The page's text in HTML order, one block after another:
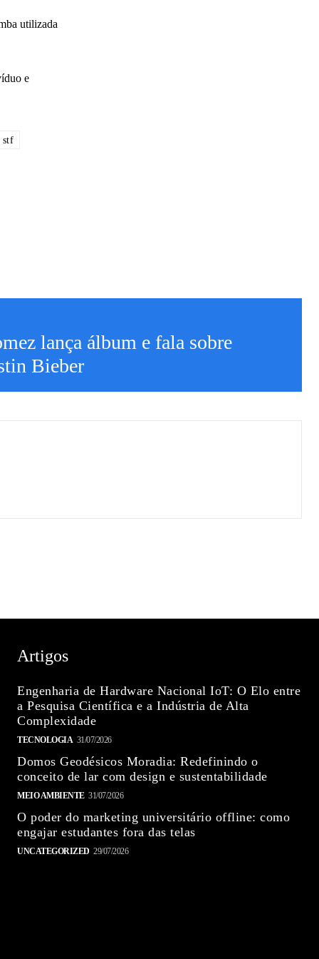
utilizada
e
stf
lança álbum e fala sobre
Bieber
Artigos
Engenharia de Hardware Nacional IoT: O Elo entre
a Pesquisa Científica e a Indústria de Alta
Complexidade
TECNOLOGIA 31/07/2026
Domos Geodésicos Moradia: Redefinindo o
conceito de lar com design e sustentabilidade
MEIO AMBIENTE 31/07/2026
O poder do marketing universitário offline: como
engajar estudantes fora das telas
UNCATEGORIZED 29/07/2026